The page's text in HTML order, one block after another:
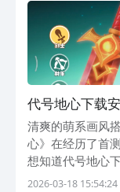
预...
代号地心下载
享
清爽的萌系画风
心》在经历了首
想知道代号地心
想要进入代号地
2026-03-18 15:54:24